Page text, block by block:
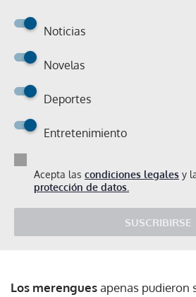
Noticias
Novelas
Deportes
Entretenimiento
Acepta las condiciones legales y
protección de datos.
SUSCRIBIRSE
Los merenguesapenas pudieron